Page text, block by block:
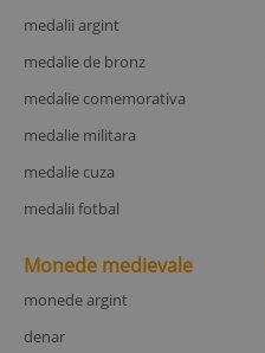
medalii argint
medalie de bronz
medalie comemorativa
medalie militara
medalie cuza
medalii fotbal
Monede medievale
monede argint
denar